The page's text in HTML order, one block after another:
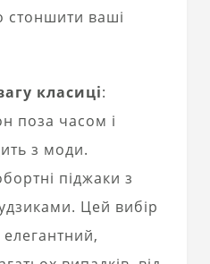
стоншити ваші
класиці:
поза часом і
з моди.
піджаки з
Цей вибір
елегантний,